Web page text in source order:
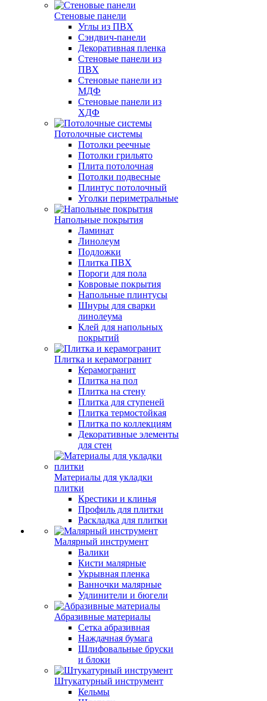
Стеновые панели
Углы из ПВХ
Сэндвич-панели
Декоративная пленка
Стеновые панели из
ПВХ
Стеновые панели из
МДФ
Стеновые панели из
ХДФ
Потолочные системы
Потолки реечные
Потолки грильято
Плита потолочная
Потолки подвесные
Плинтус потолочный
Уголки периметральные
Напольные покрытия
Ламинат
Линолеум
Подложки
Плитка ПВХ
Пороги для пола
Ковровые покрытия
Напольные плинтусы
Шнуры для сварки
линолеума
Клей для напольных
покрытий
Плитка и керамогранит
Керамогранит
Плитка на пол
Плитка на стену
Плитка для ступеней
Плитка термостойкая
Плитка по коллекциям
Декоративные элементы
для стен
Материалы для укладки
плитки
Крестики и клинья
Профиль для плитки
Раскладка для плитки
Малярный инструмент
Валики
Кисти малярные
Укрывная пленка
Ванночки малярные
Удлинители и бюгели
Абразивные материалы
Сетка абразивная
Наждачная бумага
Шлифовальные бруски
и блоки
Штукатурный инструмент
Кельмы